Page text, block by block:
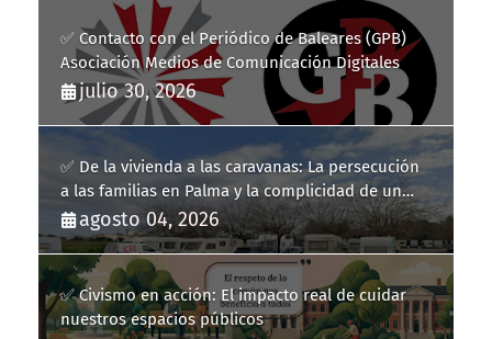
✅ Contacto con el Periódico de Baleares (GPB)
Asociación Medios de Comunicación Digitales
julio 30, 2026
✅ De la vivienda a las caravanas: La persecución
a las familias en Palma y la complicidad de un
fracaso heredado
agosto 04, 2026
✅ Civismo en acción: El impacto real de cuidar
nuestros espacios públicos